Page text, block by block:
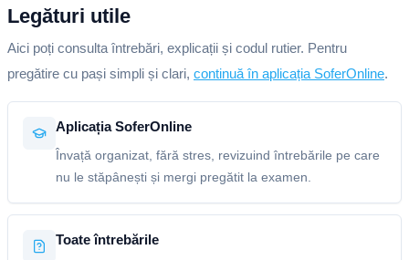
Legături utile
Aici poți consulta întrebări, explicații și codul rutier. Pentru
pregătire cu pași simpli și clari, continuă în aplicația SoferOnline.
Aplicația SoferOnline
Învață organizat, fără stres, revizuind întrebările pe care
nu le stăpânești și mergi pregătit la examen.
Toate întrebările